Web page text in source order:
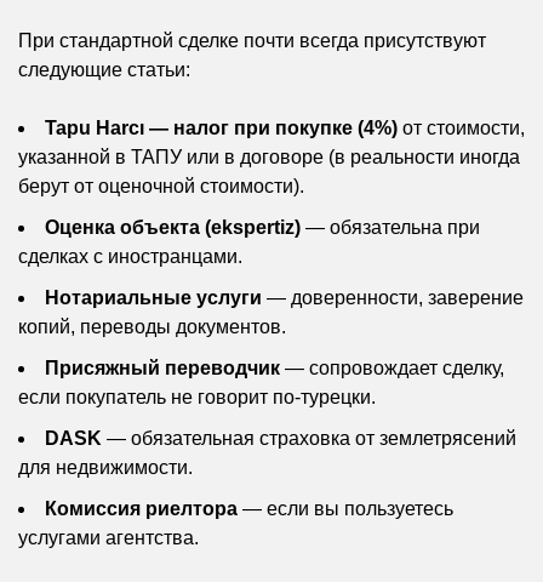
При стандартной сделке почти всегда присутствуют
следующие статьи:
Tapu Harcı — налог при покупке (4%) от стоимости,
указанной в ТАПУ или в договоре (в реальности иногда
берут от оценочной стоимости).
Оценка объекта (ekspertiz) — обязательна при
сделках с иностранцами.
Нотариальные услуги — доверенности, заверение
копий, переводы документов.
Присяжный переводчик — сопровождает сделку,
если покупатель не говорит по-турецки.
DASK — обязательная страховка от землетрясений
для недвижимости.
Комиссия риелтора — если вы пользуетесь
услугами агентства.